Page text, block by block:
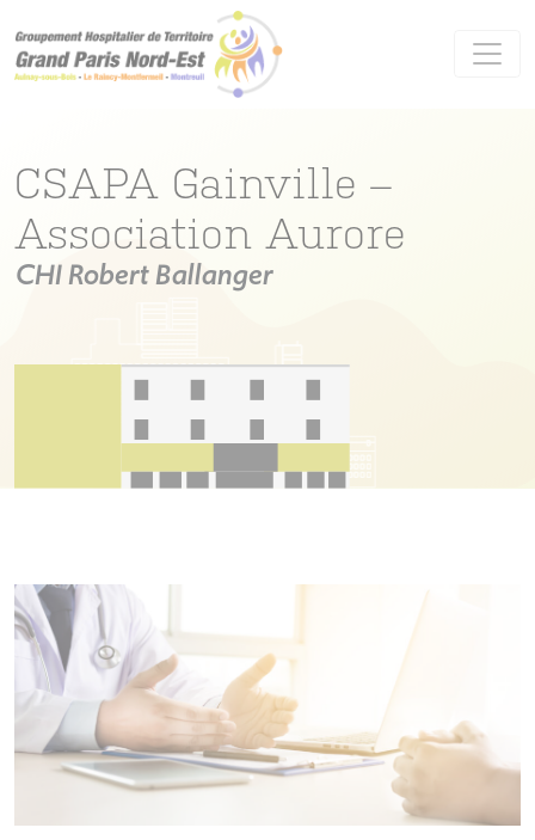
CSAPA Gainville –
Association Aurore
CHI Robert Ballanger
Panneau de gestion des cookies